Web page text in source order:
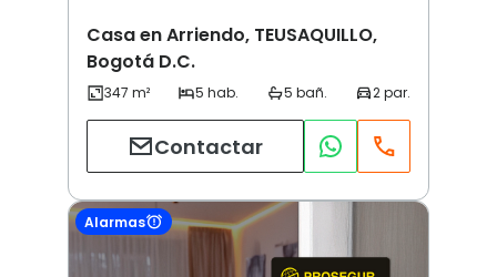
Casa en Arriendo, TEUSAQUILLO,
Bogotá D.C.
Contactar
Alarmas